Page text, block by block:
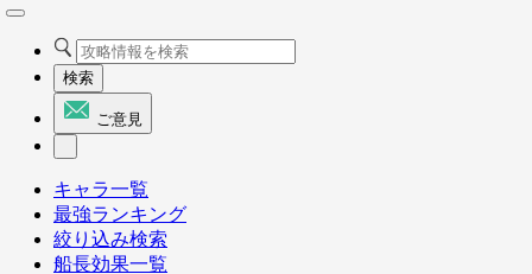
検索
ご意見
キャラ一覧
最強ランキング
絞り込み検索
船長効果一覧